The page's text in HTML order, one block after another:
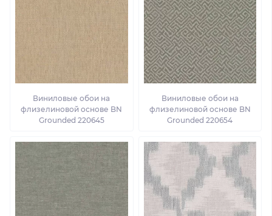
Виниловые обои на
флизелиновой основе BN
Grounded 220645
Виниловые обои на
флизелиновой основе BN
Grounded 220654